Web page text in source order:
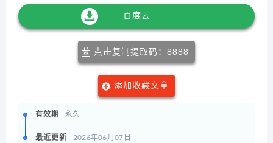
百度云
点击复制提取码：8888
添加收藏文章
有效期 永久
最近更新 2026年06月07日